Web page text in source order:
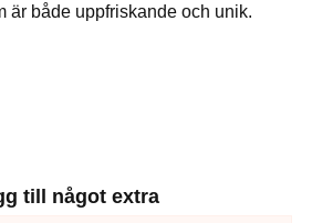
är både uppfriskande och unik.
till något extra